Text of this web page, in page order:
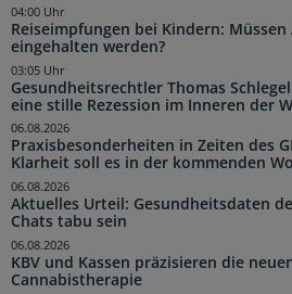
Reiseimpfungen bei Kindern:
eingehalten werden?
04:00 Uhr
Gesundheitsrechtler Thomas
eine stille Rezession im Inneren der
03:05 Uhr
Praxisbesonderheiten in Zeiten des
Klarheit soll es in der kommenden
06.08.2026
Aktuelles Urteil: Gesundheitsdaten
Chats tabu sein
06.08.2026
KBV und Kassen präzisieren die
Cannabistherapie
06.08.2026